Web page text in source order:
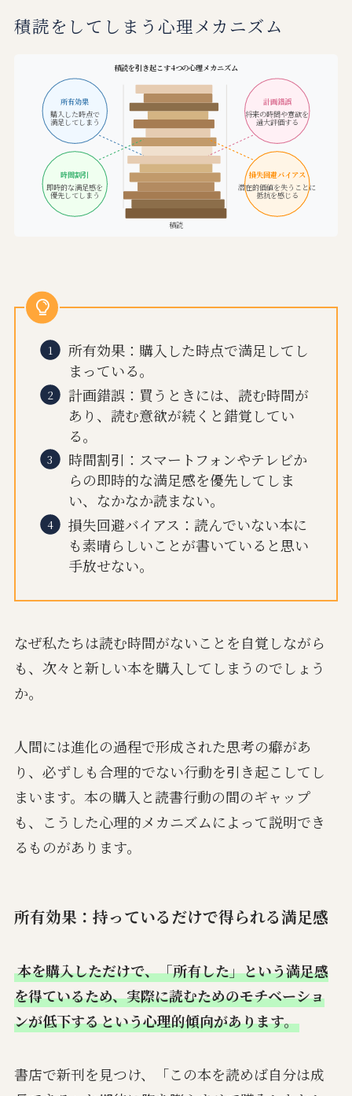
積読をしてしまう心理メカニズム
積読を引き起こす4つの心理メカニズム
積読
所有効果
購入した時点で
満足してしまう
計画錯誤
将来の時間や意欲を
過大評価する
時間割引
即時的な満足感を
優先してしまう
損失回避バイアス
潜在的価値を失うことに
抵抗を感じる
所有効果：購入した時点で満足してし
まっている。
計画錯誤：買うときには、読む時間が
あり、読む意欲が続くと錯覚してい
る。
時間割引：スマートフォンやテレビか
らの即時的な満足感を優先してしま
い、なかなか読まない。
損失回避バイアス：読んでいない本に
も素晴らしいことが書いていると思い
手放せない。
なぜ私たちは読む時間がないことを自覚しながら
も、次々と新しい本を購入してしまうのでしょう
か。
人間には進化の過程で形成された思考の癖があ
り、必ずしも合理的でない行動を引き起こしてし
まいます。本の購入と読書行動の間のギャップ
も、こうした心理的メカニズムによって説明でき
るものがあります。
所有効果：持っているだけで得られる満足感
本を購入しただけで、「所有した」という満足感
を得ているため、実際に読むためのモチベーショ
ンが低下するという心理的傾向があります。
書店で新刊を見つけ、「この本を読めば自分は成